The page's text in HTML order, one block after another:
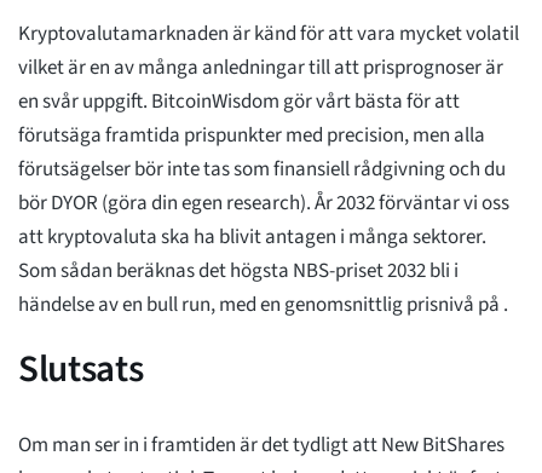
Kryptovalutamarknaden är känd för att vara mycket volatil
vilket är en av många anledningar till att prisprognoser är
en svår uppgift. BitcoinWisdom gör vårt bästa för att
förutsäga framtida prispunkter med precision, men alla
förutsägelser bör inte tas som finansiell rådgivning och du
bör DYOR (göra din egen research). År 2032 förväntar vi oss
att kryptovaluta ska ha blivit antagen i många sektorer.
Som sådan beräknas det högsta NBS-priset 2032 bli i
händelse av en bull run, med en genomsnittlig prisnivå på .
Slutsats
Om man ser in i framtiden är det tydligt att New BitShares